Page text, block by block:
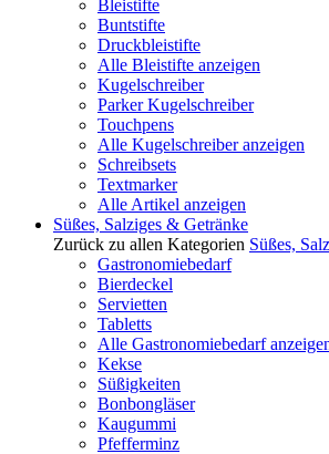
Bleistifte
Buntstifte
Druckbleistifte
Alle Bleistifte anzeigen
Kugelschreiber
Parker Kugelschreiber
Touchpens
Alle Kugelschreiber anzeigen
Schreibsets
Textmarker
Alle Artikel anzeigen
Süßes, Salziges & Getränke
Zurück zu allen Kategorien Süßes,
Gastronomiebedarf
Bierdeckel
Servietten
Tabletts
Alle Gastronomiebedarf
Kekse
Süßigkeiten
Bonbongläser
Kaugummi
Pfefferminz